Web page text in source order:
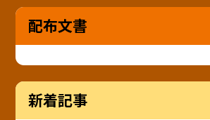
配布文書
新着記事